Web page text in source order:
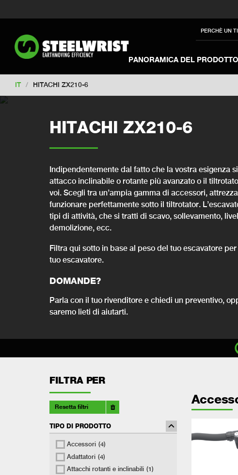
PERCHÈ UN
PANORAMICA DEL PRODOTTO
Switch to International Switch to United
Switch to
Switch to France
IT / HITACHI ZX210-6
HITACHI ZX210-6
Indipendentemente dal fatto che la vostra esigenza
attacco inclinabile o rotante più avanzato o il
voi. Scegli tra un’ampia gamma di accessori,
funzionare perfettamente sotto il tiltrotator.
tipi di attività, che si tratti di scavo, sollevamento,
demolizione, ecc.
Filtra qui sotto in base al peso del tuo escavatore
tuo escavatore.
DOMANDE?
Parla con il tuo rivenditore e chiedi un preventivo,
saremo lieti di aiutarti.
FILTRA PER
Resetta filtri
TIPO DI PRODOTTO
Accessori (4)
Adattatori (4)
Attacchi rotanti e inclinabili (1)